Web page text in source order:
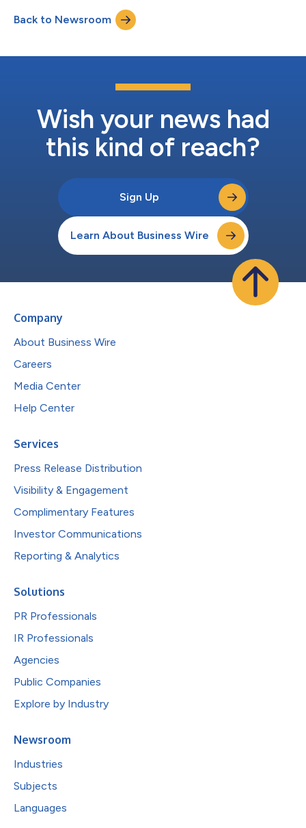
planeja iniciar seu 'roadshow' para a oferta pública inicial de
19.000.000 de suas ações ordinárias Classe A. Um dos
acionistas existentes da Sportradar espera...
Back to Newsroom
Wish your news had
this kind of reach?
Sign Up
Learn About Business Wire
Company
About Business Wire
Careers
Media Center
Help Center
Services
Press Release Distribution
Visibility & Engagement
Complimentary Features
Investor Communications
Reporting & Analytics
Solutions
PR Professionals
IR Professionals
Agencies
Public Companies
Explore by Industry
Newsroom
Industries
Subjects
Languages